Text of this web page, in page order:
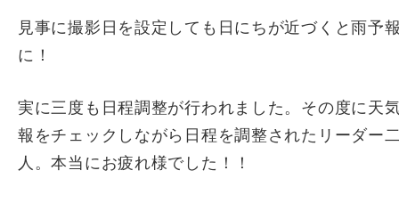
見事に撮影日を設定しても日にちが近づくと雨予
に！
実に三度も日程調整が行われました。その度に天
報をチェックしながら日程を調整されたリーダー
人。本当にお疲れ様でした！！